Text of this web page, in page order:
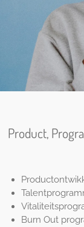
Product,
Burn Out